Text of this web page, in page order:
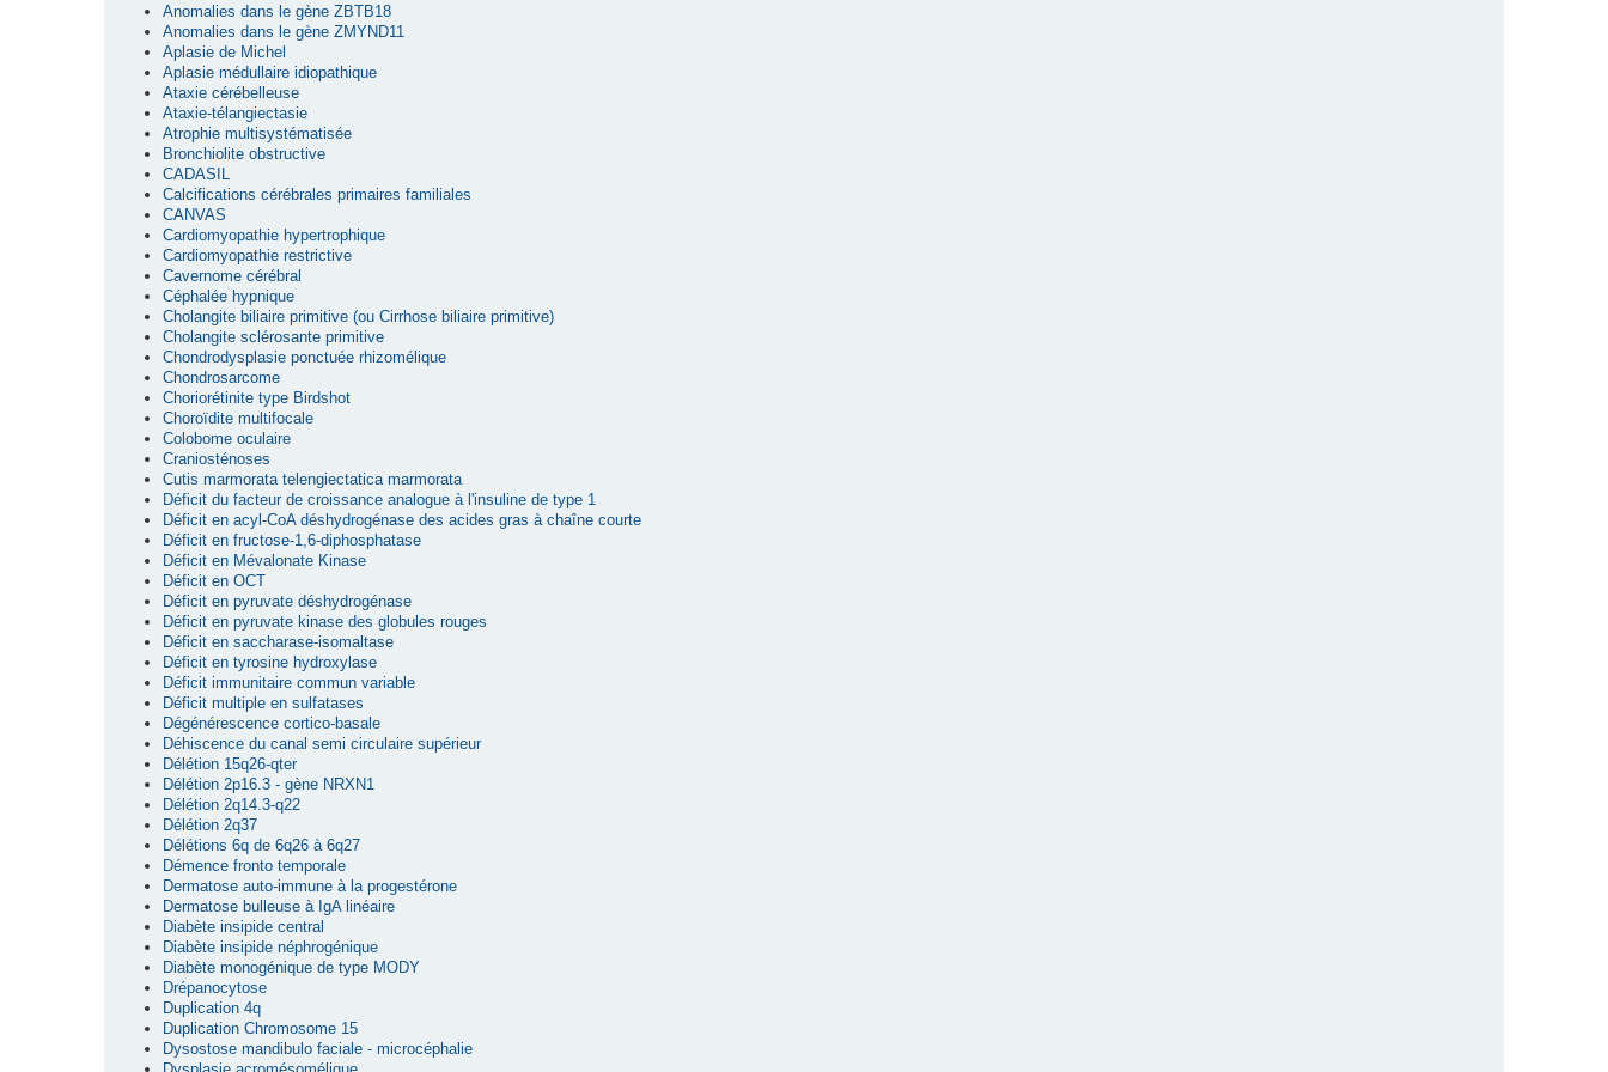
Anomalies dans le gène ZBTB18
Anomalies dans le gène ZMYND11
Aplasie de Michel
Aplasie médullaire idiopathique
Ataxie cérébelleuse
Ataxie-télangiectasie
Atrophie multisystématisée
Bronchiolite obstructive
CADASIL
Calcifications cérébrales primaires familiales
CANVAS
Cardiomyopathie hypertrophique
Cardiomyopathie restrictive
Cavernome cérébral
Céphalée hypnique
Cholangite biliaire primitive (ou Cirrhose biliaire primitive)
Cholangite sclérosante primitive
Chondrodysplasie ponctuée rhizomélique
Chondrosarcome
Choriorétinite type Birdshot
Choroïdite multifocale
Colobome oculaire
Craniosténoses
Cutis marmorata telengiectatica marmorata
Déficit du facteur de croissance analogue à l'insuline de type 1
Déficit en acyl-CoA déshydrogénase des acides gras à chaîne courte
Déficit en fructose-1,6-diphosphatase
Déficit en Mévalonate Kinase
Déficit en OCT
Déficit en pyruvate déshydrogénase
Déficit en pyruvate kinase des globules rouges
Déficit en saccharase-isomaltase
Déficit en tyrosine hydroxylase
Déficit immunitaire commun variable
Déficit multiple en sulfatases
Dégénérescence cortico-basale
Déhiscence du canal semi circulaire supérieur
Délétion 15q26-qter
Délétion 2p16.3 - gène NRXN1
Délétion 2q14.3-q22
Délétion 2q37
Délétions 6q de 6q26 à 6q27
Démence fronto temporale
Dermatose auto-immune à la progestérone
Dermatose bulleuse à IgA linéaire
Diabète insipide central
Diabète insipide néphrogénique
Diabète monogénique de type MODY
Drépanocytose
Duplication 4q
Duplication Chromosome 15
Dysostose mandibulo faciale - microcéphalie